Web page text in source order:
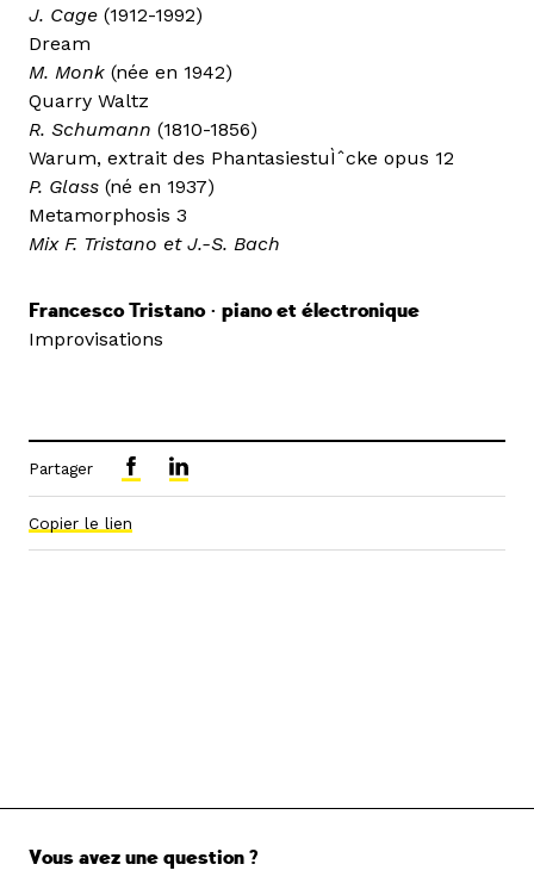
J. Cage (1912-1992)
Dream
M. Monk (née en 1942)
Quarry Waltz
R. Schumann (1810-1856)
Warum, extrait des PhantasiestuÌˆcke opus 12
P. Glass (né en 1937)
Metamorphosis 3
Mix F. Tristano et J.-S. Bach
Francesco Tristano • piano et électronique
Improvisations
Partager
Copier le lien
Vous avez une question ?